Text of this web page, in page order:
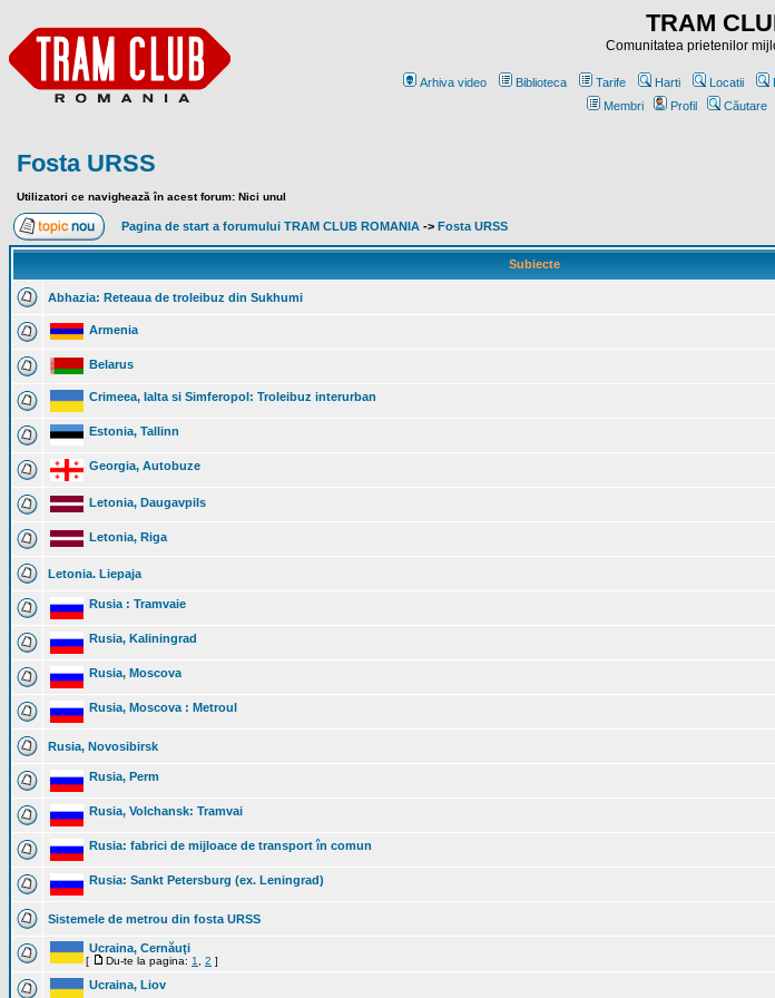
TRAM
Comunitatea prietenilor
Arhiva video Biblioteca Tarife Harti Locatii
Membri
Profil Căutare
Fosta URSS
Utilizatori ce navighează în acest forum: Nici unul
Pagina de start a forumului TRAM CLUB ROMANIA -> Fosta URSS
Subiecte
Abhazia: Reteaua de troleibuz din Sukhumi
Armenia
Belarus
Crimeea, Ialta si Simferopol: Troleibuz interurban
Estonia, Tallinn
Georgia, Autobuze
Letonia, Daugavpils
Letonia, Riga
Letonia. Liepaja
Rusia : Tramvaie
Rusia, Kaliningrad
Rusia, Moscova
Rusia, Moscova : Metroul
Rusia, Novosibirsk
Rusia, Perm
Rusia, Volchansk: Tramvai
Rusia: fabrici de mijloace de transport în comun
Rusia: Sankt Petersburg (ex. Leningrad)
Sistemele de metrou din fosta URSS
Ucraina, Cernăuţi
[ Du-te la pagina: 1 2 ]
Ucraina, Liov